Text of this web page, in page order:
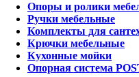
Опоры и ролики
Ручки мебельные
Комплекты для
Крючки мебельные
Кухонные мойки
Опорная система